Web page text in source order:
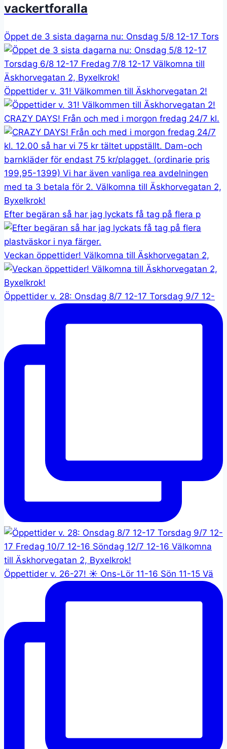
vackertforalla
Öppet de 3 sista dagarna nu: Onsdag 5/8 12-17 Tors
Öppettider v. 31! Välkommen till Äskhorvegatan 2!
CRAZY DAYS! Från och med i morgon fredag 24/7 kl.
Efter begäran så har jag lyckats få tag på flera p
Veckan öppettider! Välkomna till Äskhorvegatan 2,
Öppettider v. 28: Onsdag 8/7 12-17 Torsdag 9/7 12-
Öppettider v. 26-27! ☀️ Ons-Lör 11-16 Sön 11-15 Vä